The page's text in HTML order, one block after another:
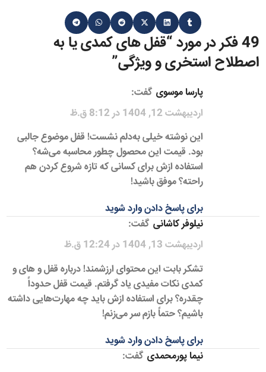
49 فکر در مورد “
قفل های کمدی یا به
اصطلاح استخری و ویژگی”
پارسا موسوی گفت:
اردیبهشت 12, 1404 در 8:12 ق.ظ
این نوشته خیلی به‌دلم نشست! قفل موضوع جالبی
بود. قیمت این محصول چطور محاسبه می‌شه؟
استفاده ازش برای کسانی که تازه شروع کردن هم
راحته؟ موفق باشید!
برای پاسخ دادن وارد شوید
نیلوفر کاشانی گفت:
اردیبهشت 13, 1404 در 12:24 ق.ظ
تشکر بابت این محتوای ارزشمند! درباره قفل و های و
کمدی نکات مفیدی یاد گرفتم. قیمت قفل حدوداً
چقدره؟ برای استفاده ازش باید چه مهارت‌هایی داشته
باشیم؟ حتماً بازم سر می‌زنم!
برای پاسخ دادن وارد شوید
نیما پورمحمدی گفت: